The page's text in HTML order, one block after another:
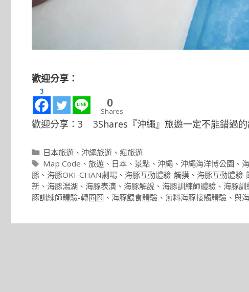
歡迎分享：
3
0
Shares
歡迎分享：3 3Shares『沖繩』旅遊一定不能錯過
分
類
日本旅遊 、 沖繩旅遊 、瘋旅遊
標
籤
Map Code 、旅遊 、 日本 、景點 、 沖繩 、 沖繩海洋博公園 、
豚 、 海豚OKI-CHAN劇場 、 海豚互動體驗-觸摸 、 海豚互動體驗-
新 、 海豚潟湖 、 海豚表演 、 海豚解說 、 海豚訓練師體驗 、 海豚
豚訓練師體驗-轉圈圈 、 海豚餵食體驗 、 無料海豚接觸體驗 、 與